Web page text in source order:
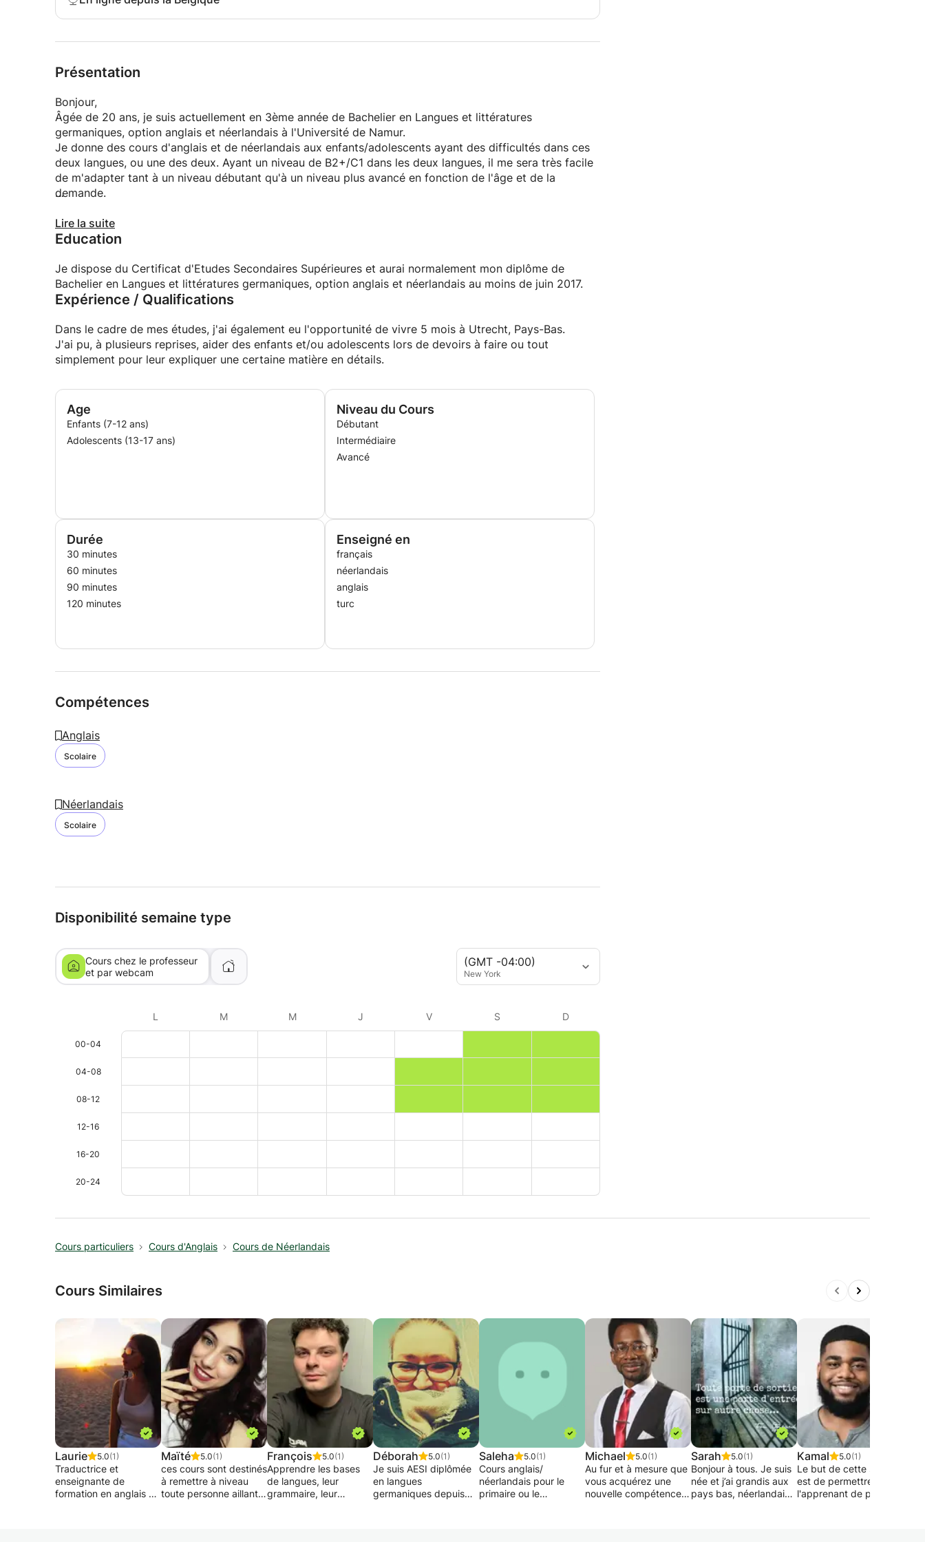
Présentation
Bonjour,
Âgée de 20 ans, je suis actuellement en 3ème année de Bachelier en Langues et littératures
germaniques, option anglais et néerlandais à l'Université de Namur.
Je donne des cours d'anglais et de néerlandais aux enfants/adolescents ayant des difficultés dans ces
deux langues, ou une des deux. Ayant un niveau de B2+/C1 dans les deux langues, il me sera très facile
de m'adapter tant à un niveau débutant qu'à un niveau plus avancé en fonction de l'âge et de la
demande.
Je ne dispose pas toujours d'une voiture et préfère donc donner cours à mon domicile. Si cela n'est
vraiment pas possible pour vous, j'accepte de me déplacer mais avec des frais supplémentaires. Merci
Lire la suite
Education
Je dispose du Certificat d'Etudes Secondaires Supérieures et aurai normalement mon diplôme de
Bachelier en Langues et littératures germaniques, option anglais et néerlandais au moins de juin 2017.
Expérience / Qualifications
Dans le cadre de mes études, j'ai également eu l'opportunité de vivre 5 mois à Utrecht, Pays-Bas.
J'ai pu, à plusieurs reprises, aider des enfants et/ou adolescents lors de devoirs à faire ou tout
simplement pour leur expliquer une certaine matière en détails.
Age
Enfants (7-12 ans)
Adolescents (13-17 ans)
Niveau du Cours
Débutant
Intermédiaire
Avancé
Durée
30 minutes
60 minutes
90 minutes
120 minutes
Enseigné en
français
néerlandais
anglais
turc
Compétences
Anglais
Scolaire
Néerlandais
Scolaire
Disponibilité semaine type
(GMT -04:00)
New York
Cours chez le professeur
et par webcam
L M M J V S D
00-04
04-08
08-12
12-16
16-20
20-24
Cours particuliers Cours d'Anglais Cours de Néerlandais
Cours Similaires
Laurie 5.0(1)
Traductrice et
enseignante de
formation en anglais et
Maïté 5.0(1)
ces cours sont destinés
à remettre à niveau
toute personne aillant
François 5.0(1)
Apprendre les bases
de langues, leur
grammaire, leur
Déborah 5.0(1)
Je suis AESI diplômée
en langues
germaniques depuis
Saleha 5.0(1)
Cours anglais/
néerlandais pour le
primaire ou le
Michael 5.0(1)
Au fur et à mesure que
vous acquérez une
nouvelle compétence
Sarah 5.0(1)
Bonjour à tous. Je suis
née et j’ai grandis aux
pays bas, néerlandais
Kamal 5.0(1)
Le but de cette session
est de permettre à
l'apprenant de parler